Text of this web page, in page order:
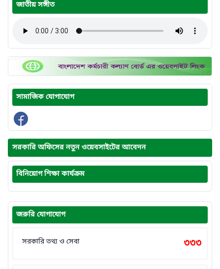
জাতীয় সঙ্গীত
সামাজিক যোগাযোগ
সরকারি অফিসের নতুন ওয়েবসাইটের আবেদন
বিনিয়োগ শিক্ষা কার্যক্রম
জরুরি যোগাযোগ
সরকারি তথ্য ও সেবা ৩৩৩